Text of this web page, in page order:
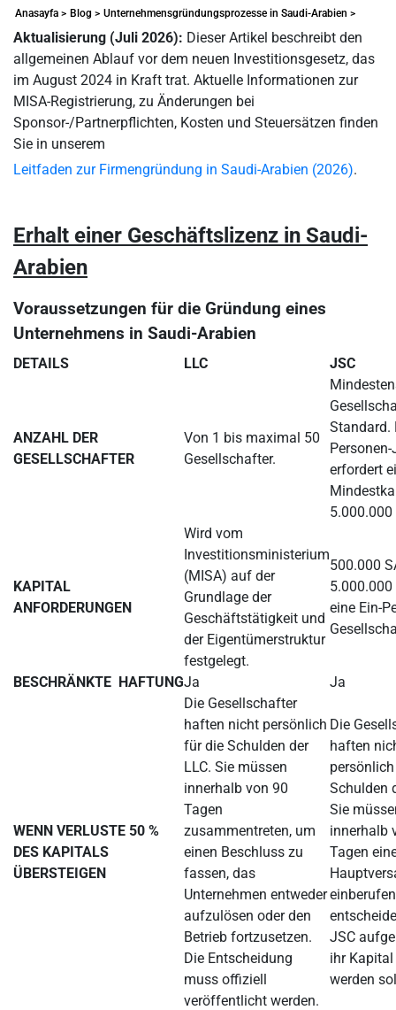
Anasayfa > Blog > Unternehmensgründungsprozesse in Saudi-Arabien >
Aktualisierung (Juli 2026): Dieser Artikel beschreibt den
allgemeinen Ablauf vor dem neuen Investitionsgesetz, das
im August 2024 in Kraft trat. Aktuelle Informationen zur
MISA-Registrierung, zu Änderungen bei
Sponsor-/Partnerpflichten, Kosten und Steuersätzen finden
Sie in unserem
Leitfaden zur Firmengründung in Saudi-Arabien (2026).
Erhalt einer Geschäftslizenz in Saudi-
Arabien
Voraussetzungen für die Gründung eines
Unternehmens in Saudi-Arabien
DETAILS LLC JSC
ANZAHL DER
GESELLSCHAFTER
Von 1 bis maximal 50
Gesellschafter.
Standard.
Personen-
erfordert
5.000.000
KAPITAL
ANFORDERUNGEN
Wird vom
Investitionsministerium
(MISA) auf der
Grundlage der
Geschäftstätigkeit und
der Eigentümerstruktur
festgelegt.
500.000
5.000.000
eine Ein-
BESCHRÄNKTE HAFTUNGJa Ja
WENN VERLUSTE 50 %
DES KAPITALS
ÜBERSTEIGEN
Die Gesellschafter
haften nicht persönlich
für die Schulden der
LLC. Sie müssen
innerhalb von 90
Tagen
zusammentreten, um
einen Beschluss zu
fassen, das
Unternehmen entweder
aufzulösen oder den
Betrieb fortzusetzen.
Die Entscheidung
muss offiziell
veröffentlicht werden.
Die
haften
Schulden
Sie
innerhalb
Tagen
JSC
ihr
werden